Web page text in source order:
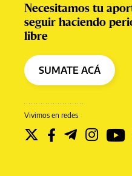
Vivimos en redes
Necesitamos tu
seguir haciendo
libre
SUMATE ACÁ